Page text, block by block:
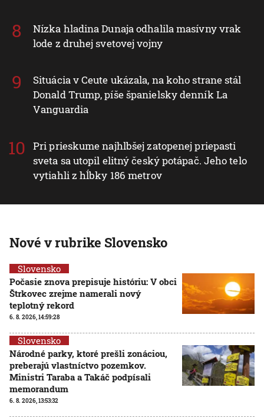
Nízka hladina Dunaja odhalila masívny vrak
lode z druhej svetovej vojny
Situácia v Ceute ukázala, na koho strane stál
Donald Trump, píše španielsky denník La
Vanguardia
Pri prieskume najhlbšej zatopenej priepasti
sveta sa utopil elitný český potápač. Jeho telo
vytiahli z hĺbky 186 metrov
Nové v rubrike Slovensko
Slovensko
Počasie znova prepisuje históriu: V obci
Štrkovec zrejme namerali nový
teplotný rekord
6. 8. 2026, 14:59:28
Slovensko
Národné parky, ktoré prešli zonáciou,
preberajú vlastníctvo pozemkov.
Ministri Taraba a Takáč podpísali
memorandum
6. 8. 2026, 13:53:32